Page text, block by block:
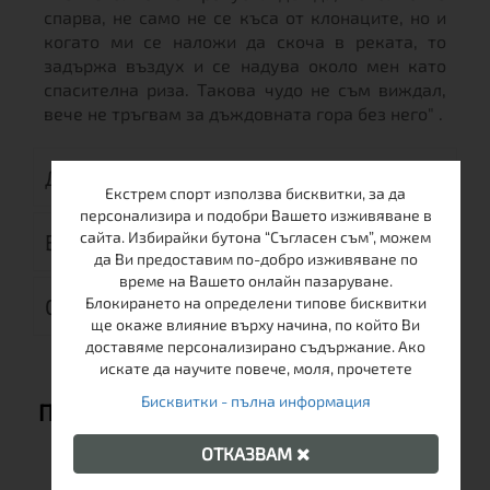
спарва, не само не се къса от клонаците, но и
когато ми се наложи да скоча в реката, то
задържа въздух и се надува около мен като
спасителна риза. Такова чудо не съм виждал,
вече не тръгвам за дъждовната гора без него" .
ДОСТАВКА
ВРЪЩАНЕ
ОТЗИВИ (0)
ПРЕПОРЪЧВАМЕ ВИ СЪЩО:
Екстрем спорт използва бисквитки, за да
персонализира и подобри Вашето изживяване в
сайта. Избирайки бутона “Съгласен съм”, можем
да Ви предоставим по-добро изживяване по
време на Вашето онлайн пазаруване.
Блокирането на определени типове бисквитки
ще окаже влияние върху начина, по който Ви
доставяме персонализирано съдържание. Ако
искате да научите повече, моля, прочетете
Бисквитки - пълна информация
ОТКАЗВАМ